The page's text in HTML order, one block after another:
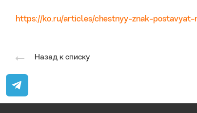
https://ko.ru/articles/chestnyy-znak-
Назад к списку